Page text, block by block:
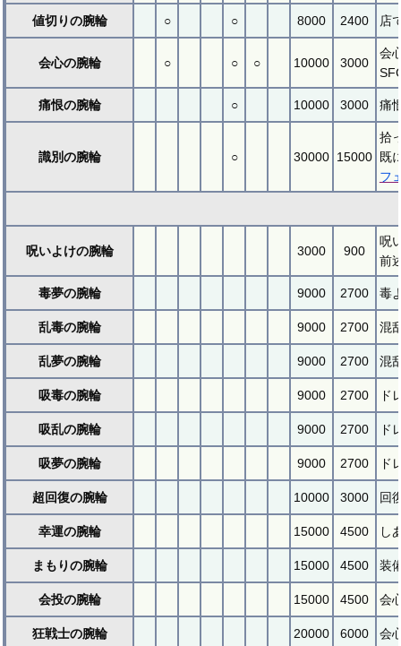
値切りの腕輪 ○ ○ 8000 2400 店
会心の腕輪 ○ ○ ○ 10000 3000
会
痛恨の腕輪 ○ 10000 3000 痛
識別の腕輪 ○ 30000 15000
拾
既
フ
呪いよけの腕輪 3000 900
呪
前
毒夢の腕輪 9000 2700 毒
乱毒の腕輪 9000 2700 混
乱夢の腕輪 9000 2700 混
吸毒の腕輪 9000 2700 ド
吸乱の腕輪 9000 2700 ド
吸夢の腕輪 9000 2700 ド
超回復の腕輪 10000 3000 回
幸運の腕輪 15000 4500 し
まもりの腕輪 15000 4500 装
会投の腕輪 15000 4500 会
狂戦士の腕輪 20000 6000 会